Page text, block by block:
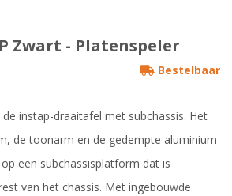
Zwart - Platenspeler
Bestelbaar
de instap-draaitafel met subchassis. Het
de toonarm en de gedempte aluminium
een subchassisplatform dat is
van het chassis. Met ingebouwde